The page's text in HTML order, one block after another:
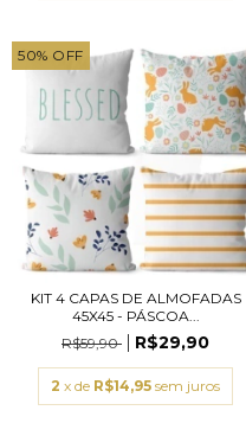
50% OFF
KIT 4 CAPAS DE ALMOFADAS
45X45 - PÁSCOA...
R$59,90
R$29,90
2 x de R$14,95 sem juros